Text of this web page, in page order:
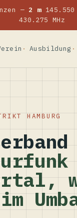
— 2 m145.550
430.275 MHz
Ausbildung
HAMBURG